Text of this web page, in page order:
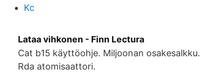
Kc
Lataa vihkonen - Finn Lectura
Cat b15 käyttöohje. Miljoonan osakesalkku.
Rda atomisaattori.